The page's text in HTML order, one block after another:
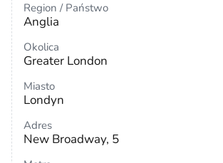
Region / Państwo
Anglia
Okolica
Greater London
Miasto
Londyn
Adres
New Broadway, 5